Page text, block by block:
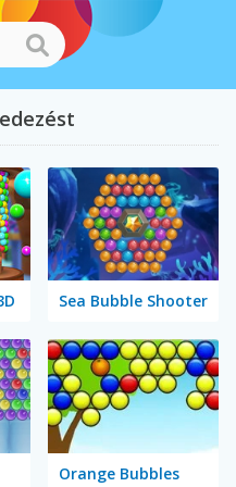
Sea Bubble Shooter
Orange Bubbles